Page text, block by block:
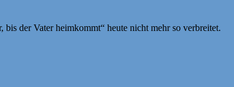
der Vater heimkommt“ heute nicht mehr so verbreitet.